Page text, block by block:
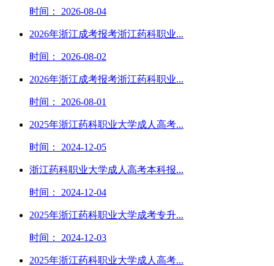
时间： 2026-08-04
2026年浙江成考报考浙江药科职业...
时间： 2026-08-02
2026年浙江成考报考浙江药科职业...
时间： 2026-08-01
2025年浙江药科职业大学成人高考...
时间： 2024-12-05
浙江药科职业大学成人高考本科报...
时间： 2024-12-04
2025年浙江药科职业大学成考专升...
时间： 2024-12-03
2025年浙江药科职业大学成人高考...